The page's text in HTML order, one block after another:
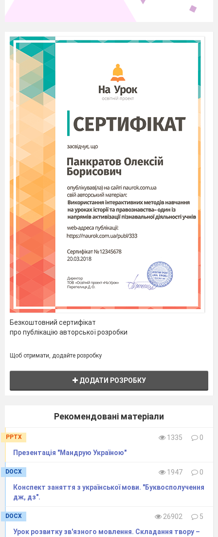
завдання на карточці. На додаткові запитання
відповіли, молодці.
Асоціативний кущ «Слово»
Яке значення мають слова? (пряме
і переносне). Наведіть приклади – золота
каблучка, золота мла
Як називаються слова, протилежні
за значенням? (антоніми). Наведіть приклади –
чорний-білий, високий-низький.
Як називаються слова, близькі за
значенням? (Синоніми). Наведіть приклади –
говорити-казати, мовити. Екзамен-іспит,
випробування
Як називаються слова, які мають
багато значень? (багатозначні)
замок – що відкривають двері.
слів, які використовуються в мові як засіб
влучної передачі думки? (фрезеологізми).
Наведіть приклади – ані пари з вуст – мовчати,
водити за носа – обманювати.
хвилинка+словникова робота
-Відгадайте, яке слово зашифроване.
Безкоштовний сертифікат
про публікацію авторської розробки
Щоб отримати, додайте розробку
ДОДАТИ РОЗРОБКУ
Рекомендовані матеріали
PPTX 1335
0
Презентація "Мандрую Україною"
DOCX 1947
0
Конспект заняття з української мови. "Буквосполучення
дж, дз".
DOCX 26902
5
Урок розвитку зв'язного мовлення. Складання твору –